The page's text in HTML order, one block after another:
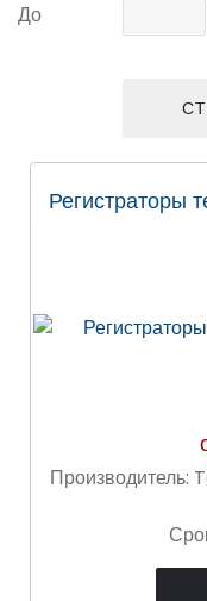
До
Регистраторы
Производитель: